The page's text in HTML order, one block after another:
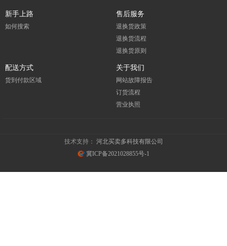
新手上路
如何搜索
售后服务
退换货政策
退换货流程
退换货原则
配送方式
货到付款区域
关于我们
网站故障报告
订货流程
营业执照
技术支持： 河北买卖多科技有限公司
冀ICP备2021028855号-1